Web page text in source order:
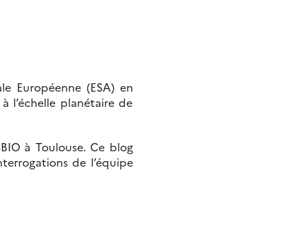
Européenne (ESA) en
l’échelle planétaire de
à Toulouse. Ce blog
de l’équipe